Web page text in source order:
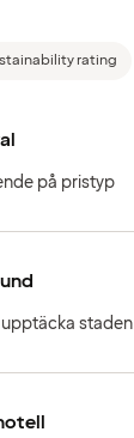
rating
på pristyp
staden